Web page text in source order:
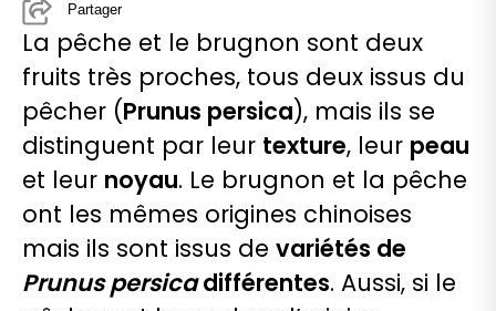
Partager
La pêche et le brugnon sont deux
fruits très proches, tous deux issus du
pêcher (Prunus persica), mais ils se
distinguent par leur texture, leur peau
et leur noyau. Le brugnon et la pêche
ont les mêmes origines chinoises
mais ils sont issus de variétés de
Prunus persicadifférentes. Aussi, si le